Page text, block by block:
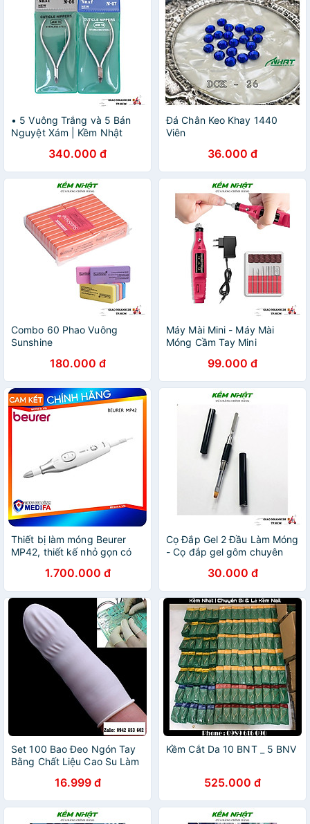
• 5 Vuông Trắng và 5 Bán
Nguyệt Xám | Kềm Nhật
340.000 đ
Đá Chân Keo Khay 1440
Viên
36.000 đ
Combo 60 Phao Vuông
Sunshine
180.000 đ
Máy Mài Mini - Máy Mài
Móng Cầm Tay Mini
99.000 đ
Thiết bị làm móng Beurer
MP42, thiết kế nhỏ gọn có
dụng hơn không cần ra tiệm
1.700.000 đ
Cọ Đắp Gel 2 Đầu Làm Móng
- Cọ đắp gel gôm chuyên
30.000 đ
Set 100 Bao Đeo Ngón Tay
Bằng Chất Liệu Cao Su Làm
16.999 đ
Kềm Cắt Da 10 BNT _ 5 BNV
525.000 đ